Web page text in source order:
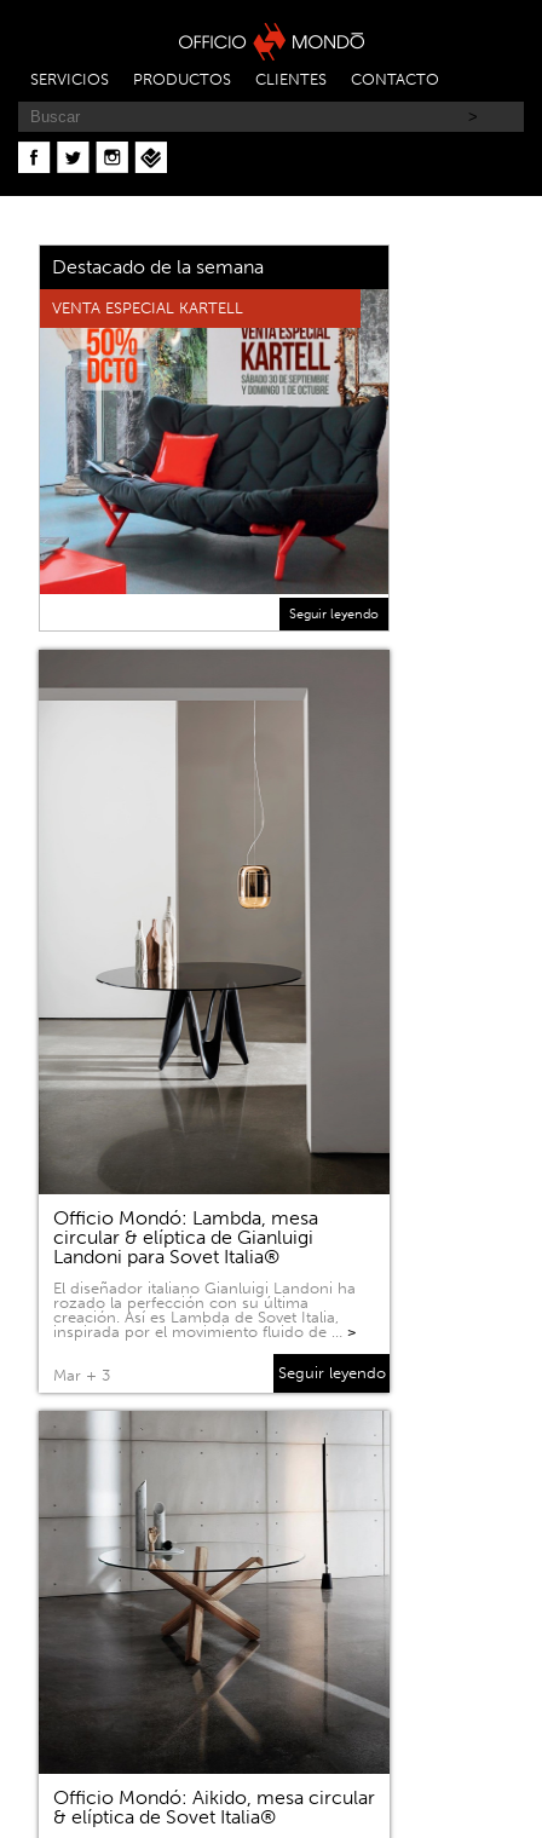
SERVICIOS PRODUCTOS CLIENTES CONTACTO
Destacado de la semana
VENTA ESPECIAL KARTELL
Seguir leyendo
Officio Mondó: Lambda, mesa
circular & elíptica de Gianluigi
Landoni para Sovet Italia®
El diseñador italiano Gianluigi Landoni ha
rozado la perfección con su última
creación. Así es Lambda de Sovet Italia,
inspirada por el movimiento fluido de … >
Mar + 3 Seguir leyendo
Officio Mondó: Aikido, mesa circular
& elíptica de Sovet Italia®